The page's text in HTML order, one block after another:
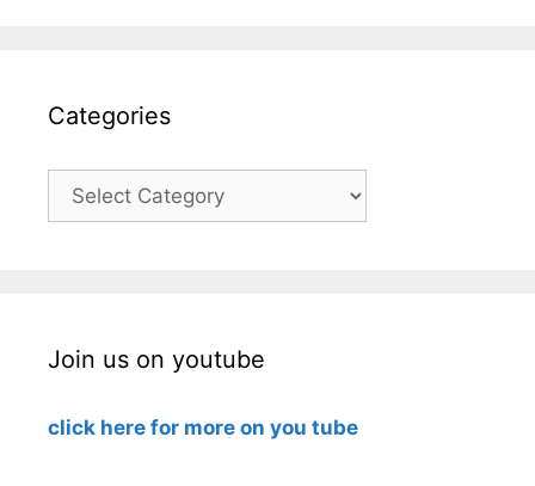
Categories
Categories
Join us on youtube
click here for more on you tube